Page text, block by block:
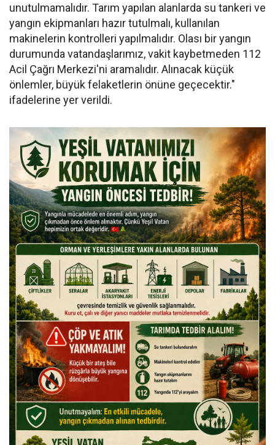
unutulmamalıdır. Tarım yapılan alanlarda su tankeri ve
yangın ekipmanları hazır tutulmalı, kullanılan
makinelerin kontrolleri yapılmalıdır. Olası bir yangın
durumunda vatandaşlarımız, vakit kaybetmeden 112
Acil Çağrı Merkezi'ni aramalıdır. Alınacak küçük
önlemler, büyük felaketlerin önüne geçecektir."
ifadelerine yer verildi.